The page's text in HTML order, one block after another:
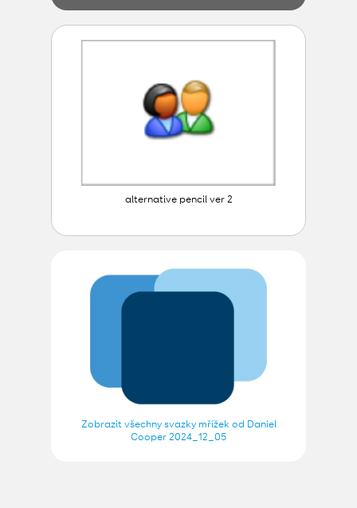
alternative pencil ver 2
Zobrazit všechny svazky mřížek od Daniel
Cooper 2024_12_05